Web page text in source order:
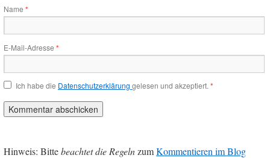
Name *
E-Mail-Adresse *
Ich habe die Datenschutzerklärung gelesen und akzeptiert. *
Hinweis: Bittebeachtet die RegelnzumKommentieren im Blog